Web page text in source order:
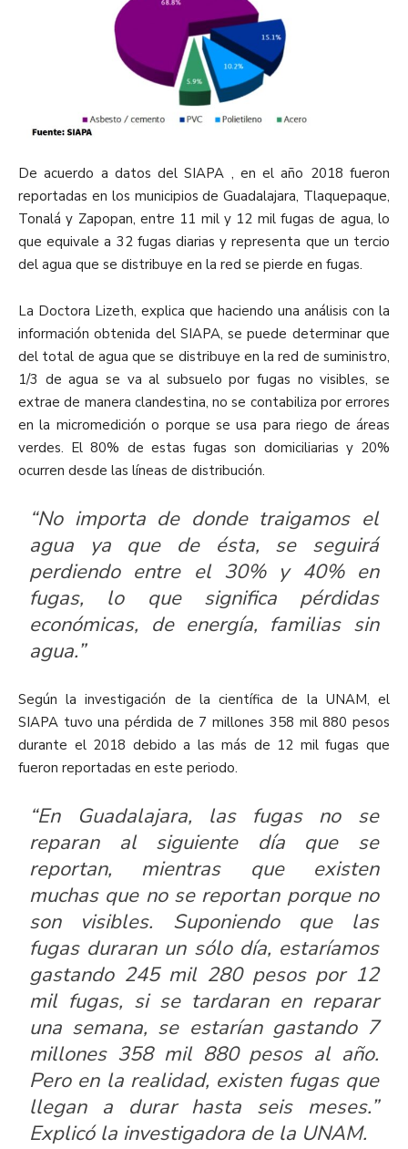
De acuerdo a datos del SIAPA , en el año 2018 fueron
reportadas en los municipios de Guadalajara, Tlaquepaque,
Tonalá y Zapopan, entre 11 mil y 12 mil fugas de agua, lo
que equivale a 32 fugas diarias y representa que un tercio
del agua que se distribuye en la red se pierde en fugas.
La Doctora Lizeth, explica que haciendo una análisis con la
información obtenida del SIAPA, se puede determinar que
del total de agua que se distribuye en la red de suministro,
1/3 de agua se va al subsuelo por fugas no visibles, se
extrae de manera clandestina, no se contabiliza por errores
en la micromedición o porque se usa para riego de áreas
verdes. El 80% de estas fugas son domiciliarias y 20%
ocurren desde las líneas de distribución.
“No importa de donde traigamos el
agua ya que de ésta, se seguirá
perdiendo entre el 30% y 40% en
fugas, lo que significa pérdidas
económicas, de energía, familias sin
agua.”
Según la investigación de la científica de la UNAM, el
SIAPA tuvo una pérdida de 7 millones 358 mil 880 pesos
durante el 2018 debido a las más de 12 mil fugas que
fueron reportadas en este periodo.
“En Guadalajara, las fugas no se
reparan al siguiente día que se
reportan, mientras que existen
muchas que no se reportan porque no
son visibles. Suponiendo que las
fugas duraran un sólo día, estaríamos
gastando 245 mil 280 pesos por 12
mil fugas, si se tardaran en reparar
una semana, se estarían gastando 7
millones 358 mil 880 pesos al año.
Pero en la realidad, existen fugas que
llegan a durar hasta seis meses.”
Explicó la investigadora de la UNAM.